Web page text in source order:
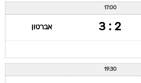
17:00
2 : 3 אברטון
19:30